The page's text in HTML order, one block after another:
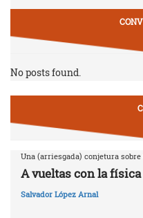
No posts found.
Una (arriesgada) conjetura
A vueltas con la
Salvador López Arnal